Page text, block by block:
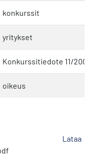
konkurssit
yritykset
Konkurssitiedote 11/2000
oikeus
Lataa